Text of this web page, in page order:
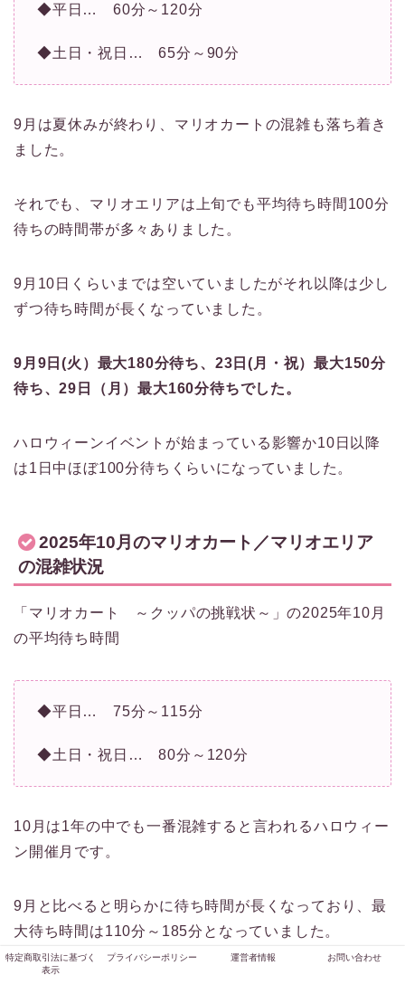
◆平日… 60分～120分
◆土日・祝日… 65分～90分
9月は夏休みが終わり、マリオカートの混雑も落ち着き
ました。
それでも、マリオエリアは上旬でも平均待ち時間100分
待ちの時間帯が多々ありました。
9月10日くらいまでは空いていましたがそれ以降は少し
ずつ待ち時間が長くなっていました。
9月9日(火）最大180分待ち、23日(月・祝）最大150分
待ち、29日（月）最大160分待ちでした。
ハロウィーンイベントが始まっている影響か10日以降
は1日中ほぼ100分待ちくらいになっていました。
2025年10月のマリオカート／マリオエリア
の混雑状況
「マリオカート ～クッパの挑戦状～」の2025年10月
の平均待ち時間
◆平日… 75分～115分
◆土日・祝日… 80分～120分
10月は1年の中でも一番混雑すると言われるハロウィー
ン開催月です。
9月と比べると明らかに待ち時間が長くなっており、最
大待ち時間は110分～185分となっていました。
特定商取引法に基づく
表示
プライバシーポリシー 運営者情報 お問い合わせ